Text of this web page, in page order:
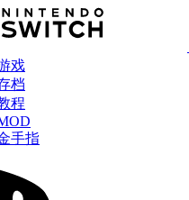
戏
档
程
手指